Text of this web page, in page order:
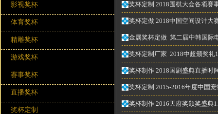
影视奖杯
体育奖杯
精雕奖杯
游戏奖杯
赛事奖杯
直播奖杯
奖杯定制
奖杯定制 2018围棋大会各项赛
奖杯定做 2018中国空间设计大
金属奖杯定做 第二届中韩国际
奖杯定制厂家 2018中超颁奖礼
奖杯制作 2018国剧盛典直播时
奖杯定制 2015-2016年度中国
奖杯制作 2016天府奖颁奖盛典